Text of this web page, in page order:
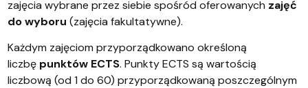
zajęcia wybrane przez siebie spośród oferowanych zajęć
do wyboru (zajęcia fakultatywne).
Każdym zajęciom przyporządkowano określoną
liczbę punktów ECTS. Punkty ECTS są wartością
liczbową (od 1 do 60) przyporządkowaną poszczególnym